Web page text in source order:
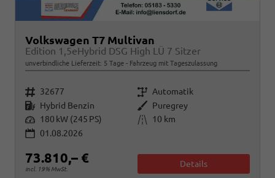
Volkswagen T7 Multivan
Edition 1,5eHybrid DSG High LÜ 7 Sitzer
unverbindliche Lieferzeit: 5 Tage Fahrzeug mit Tageszulassung
Fahrzeugnr. 32677 Getriebe Automatik
Kraftstoff Hybrid Benzin Außenfarbe Puregrey
Leistung 180 kW (245 PS) Kilometerstand
10 km
01.08.2026
73.810,– €
incl. 19% MwSt.
Details